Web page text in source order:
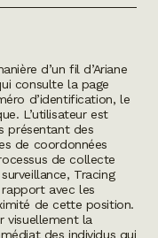
d’un fil d’Ariane
consulte la page
d’identification, le
L’utilisateur est
présentant des
de coordonnées
de collecte
Tracing
avec les
de cette position.
visuellement la
des individus qui